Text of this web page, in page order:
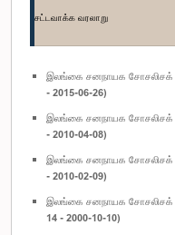
சட்டவாக்க வரலாறு
இலங்கை சனநாயக சோசலிசக்
- 2015-06-26)
இலங்கை சனநாயக சோசலிசக்
- 2010-04-08)
இலங்கை சனநாயக சோசலிசக்
- 2010-02-09)
இலங்கை சனநாயக சோசலிசக்
14 - 2000-10-10)